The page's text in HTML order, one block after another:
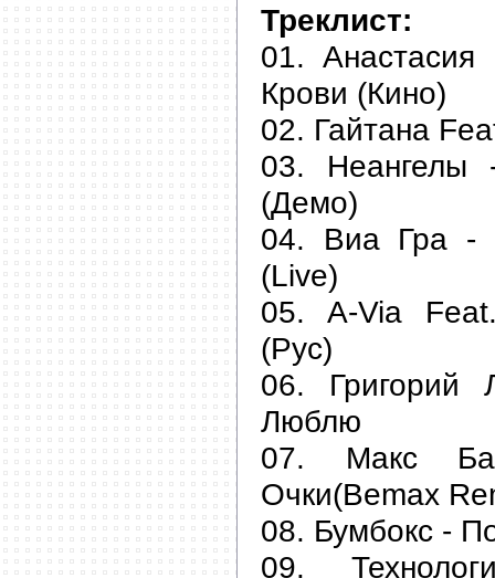
Треклист:
01. Анастасия
Крови (Кино)
02. Гайтана
03. Неангелы
(Демо)
04. Виа Гра -
(Live)
05. A-Via
(Рус)
06.
Люблю
07. Макс
Очки(Bemax
08. Бумбокс -
09.